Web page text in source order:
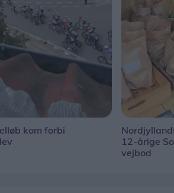
kom forbi
12-årige
vejbod